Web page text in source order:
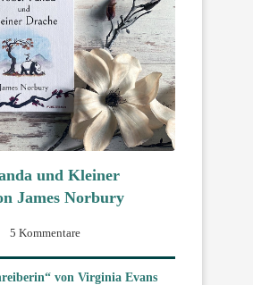
und Kleiner
James Norbury
5 Kommentare
von Virginia Evans